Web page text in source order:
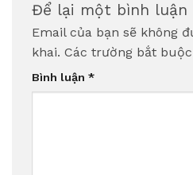
Để lại một bình luận
Email của bạn sẽ không
khai. Các trường bắt
Bình luận *